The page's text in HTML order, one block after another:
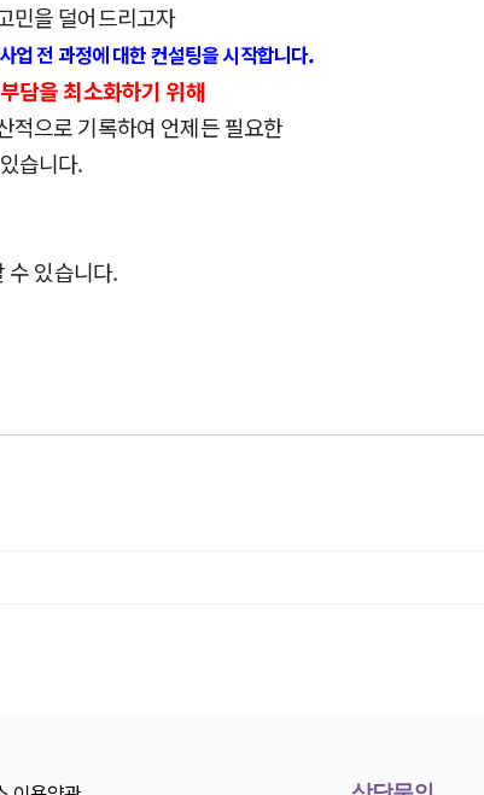
민을 덜어드리고자
전 과정에 대한 컨설팅을 시작합니다.
담을 최소화하기 위해
적으로 기록하여 언제든필요한
습니다.
수 있습니다.